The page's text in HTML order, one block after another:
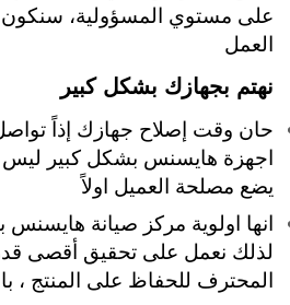
على مستوي المسؤولية، سنكون
العمل
نهتم بجهازك بشكل كبير
حان وقت إصلاح جهازك إذاً
اجهزة هايسنس بشكل كبير
يضع مصلحة العميل اولاً
انها اولوية مركز صيانة هايسنس
لذلك نعمل على تحقيق أقصى قدر
المحترف للحفاظ على المنتج ،